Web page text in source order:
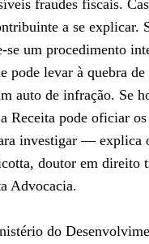
fraudes fiscais.
a se explicar.
se um procedimento
pode levar à quebra
auto de infração. Se
Receita pode oficiar os
investigar — explica
doutor em direito
Advocacia.
do